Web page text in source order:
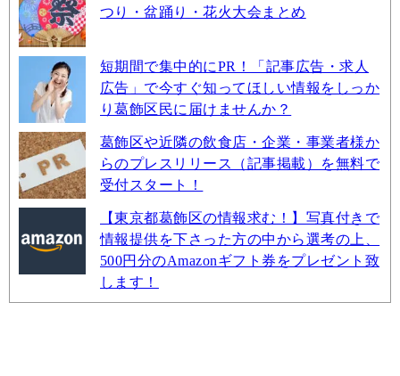
つり・盆踊り・花火大会まとめ
短期間で集中的にPR！「記事広告・求人
広告」で今すぐ知ってほしい情報をしっか
り葛飾区民に届けませんか？
葛飾区や近隣の飲食店・企業・事業者様か
らのプレスリリース（記事掲載）を無料で
受付スタート！
【東京都葛飾区の情報求む！】写真付きで
情報提供を下さった方の中から選考の上、
500円分のAmazonギフト券をプレゼント致
します！